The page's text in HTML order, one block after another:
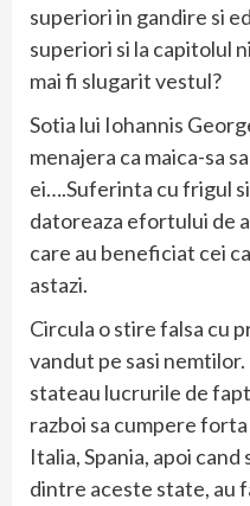
superiori in gandire si
superiori si la capitolul
mai fi slugarit vestul?
Sotia lui Iohannis
menajera ca maica-sa
ei….Suferinta cu frigul
datoreaza efortului de
care au beneficiat cei
astazi.
Circula o stire falsa cu
vandut pe sasi
stateau lucrurile de
razboi sa cumpere
Italia, Spania, apoi
dintre aceste state, au